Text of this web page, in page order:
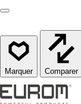
Comparer